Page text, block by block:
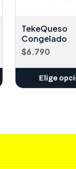
TekeQueso
Congelado
$6.790
Elige